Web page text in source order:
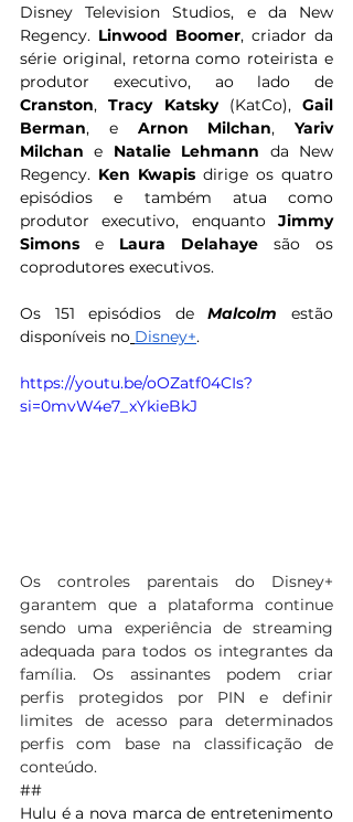
Disney Television Studios, e da New
Regency. Linwood Boomer, criador da
série original, retorna como roteirista e
Cranston, Tracy Katsky (KatCo), Gail
Berman, e Arnon Milchan, Yariv
Milchan e Natalie Lehmann da New
Regency. Ken Kwapis dirige os quatro
episódios e também atua como
produtor executivo, enquanto Jimmy
Simons e Laura Delahaye são os
coprodutores executivos.
Os 151 episódios de Malcolm estão
disponíveis no Disney+.
https://youtu.be/oOZatf04CIs?
si=0mvW4e7_xYkieBkJ
Os controles parentais do Disney+
garantem que a plataforma continue
sendo uma experiência de streaming
adequada para todos os integrantes da
família. Os assinantes podem criar
perfis protegidos por PIN e definir
limites de acesso para determinados
perfis com base na classificação de
conteúdo.
##
Hulu é a nova marca de entretenimento